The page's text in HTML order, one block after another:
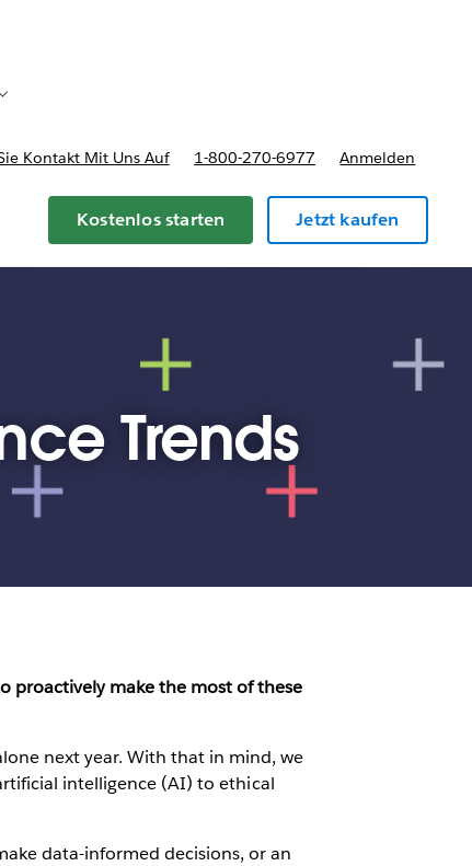
Toggle sub-navigation for Bereitstellungsoptionen und Preise
Kontakt Mit Uns Auf 1-800-270-6977 Anmelden
Kostenlos starten Jetzt kaufen
Trends
proactively make the most of these
next year. With that in mind, we
intelligence (AI) to ethical
data-informed decisions, or an